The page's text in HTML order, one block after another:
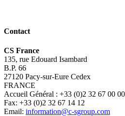
Contact
CS France
135, rue Edouard Isambard
B.P. 66
27120 Pacy-sur-Eure Cedex
FRANCE
Accueil Général : +33 (0)2 32 67 00 00
Fax: +33 (0)2 32 67 14 12
Email: information@c-sgroup.com